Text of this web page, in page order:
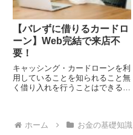
【バレずに借りるカードロ
ーン】Web完結で来店不
要！
キャッシング・カードローンを利
用していることを知られること無
く借り入れを行うことはできるの
ホーム お金の基礎知識